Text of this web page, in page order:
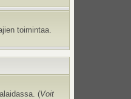
toimintaa.
(Voit